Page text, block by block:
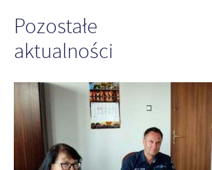
Pozostałe
aktualności